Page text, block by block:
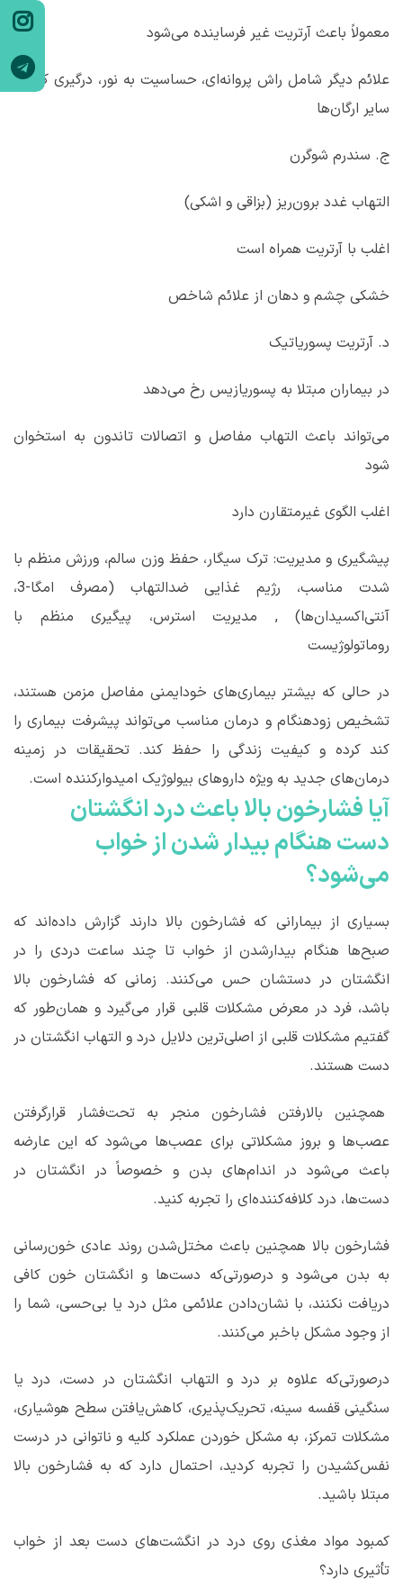
معمولاً باعث آرتریت غیر فرساینده می‌شود
علائم دیگر شامل راش پروانه‌ای، حساسیت به نور، درگیری کلیه و
سایر ارگان‌ها
ج. سندرم شوگرن
التهاب غدد برون‌ریز (بزاقی و اشکی)
اغلب با آرتریت همراه است
خشکی چشم و دهان از علائم شاخص
د. آرتریت پسوریاتیک
در بیماران مبتلا به پسوریازیس رخ می‌دهد
می‌تواند باعث التهاب مفاصل و اتصالات تاندون به استخوان
شود
اغلب الگوی غیرمتقارن دارد
پیشگیری و مدیریت: ترک سیگار، حفظ وزن سالم، ورزش منظم با
شدت مناسب، رژیم غذایی ضدالتهاب (مصرف امگا-3،
آنتی‌اکسیدان‌ها) , مدیریت استرس، پیگیری منظم با
روماتولوژیست
در حالی که بیشتر بیماری‌های خودایمنی مفاصل مزمن هستند،
تشخیص زودهنگام و درمان مناسب می‌تواند پیشرفت بیماری را
کند کرده و کیفیت زندگی را حفظ کند. تحقیقات در زمینه
درمان‌های جدید به ویژه داروهای بیولوژیک امیدوارکننده است.
آیا فشارخون بالا باعث درد انگشتان
دست هنگام بیدار شدن از خواب
می‌شود؟
بسیاری از بیمارانی که فشارخون بالا دارند گزارش داده‌اند که
صبح‌ها هنگام بیدارشدن از خواب تا چند ساعت دردی را در
انگشتان در دستشان حس می‌کنند. زمانی که فشارخون بالا
باشد، فرد در معرض مشکلات قلبی قرار می‌گیرد و همان‌طور که
گفتیم مشکلات قلبی از اصلی‌ترین دلایل درد و التهاب انگشتان در
دست هستند.
همچنین بالارفتن فشارخون منجر به تحت‌فشار قرارگرفتن
عصب‌ها و بروز مشکلاتی برای عصب‌ها می‌شود که این عارضه
باعث می‌شود در اندام‌های بدن و خصوصاً در انگشتان در
دست‌ها، درد کلافه‌کننده‌ای را تجربه کنید.
فشارخون بالا همچنین باعث مختل‌شدن روند عادی خون‌رسانی
به بدن می‌شود و درصورتی‌که دست‌ها و انگشتان خون کافی
دریافت نکنند، با نشان‌دادن علائمی مثل درد یا بی‌حسی، شما را
از وجود مشکل باخبر می‌کنند.
درصورتی‌که علاوه بر درد و التهاب انگشتان در دست، درد یا
سنگینی قفسه سینه، تحریک‌پذیری، کاهش‌یافتن سطح هوشیاری،
مشکلات تمرکز، به مشکل خوردن عملکرد کلیه و ناتوانی در درست
نفس‌کشیدن را تجربه کردید، احتمال دارد که به فشارخون بالا
مبتلا باشید.
کمبود مواد مغذی روی درد در انگشت‌های دست بعد از خواب
تأثیری دارد؟